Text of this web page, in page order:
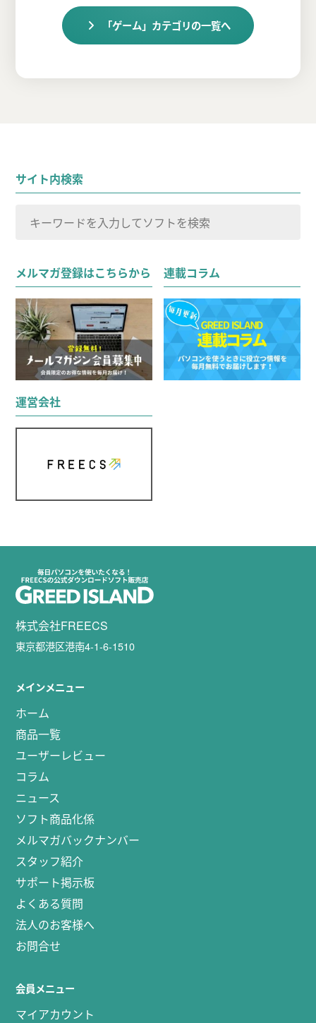
「ゲーム」カテゴリの一覧へ
サイト内検索
象:
メルマガ登録はこちらから
連載コラム
運営会社
株式会社FREECS
東京都港区港南4-1-6-1510
メインメニュー
ホーム
商品一覧
ユーザーレビュー
コラム
ニュース
ソフト商品化係
メルマガバックナンバー
スタッフ紹介
サポート掲示板
よくある質問
法人のお客様へ
お問合せ
会員メニュー
マイアカウント